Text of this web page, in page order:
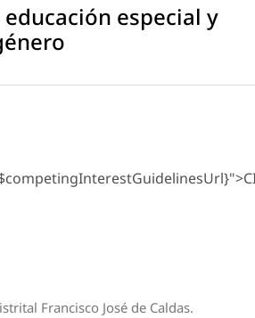
especial y
Francisco José de Caldas.